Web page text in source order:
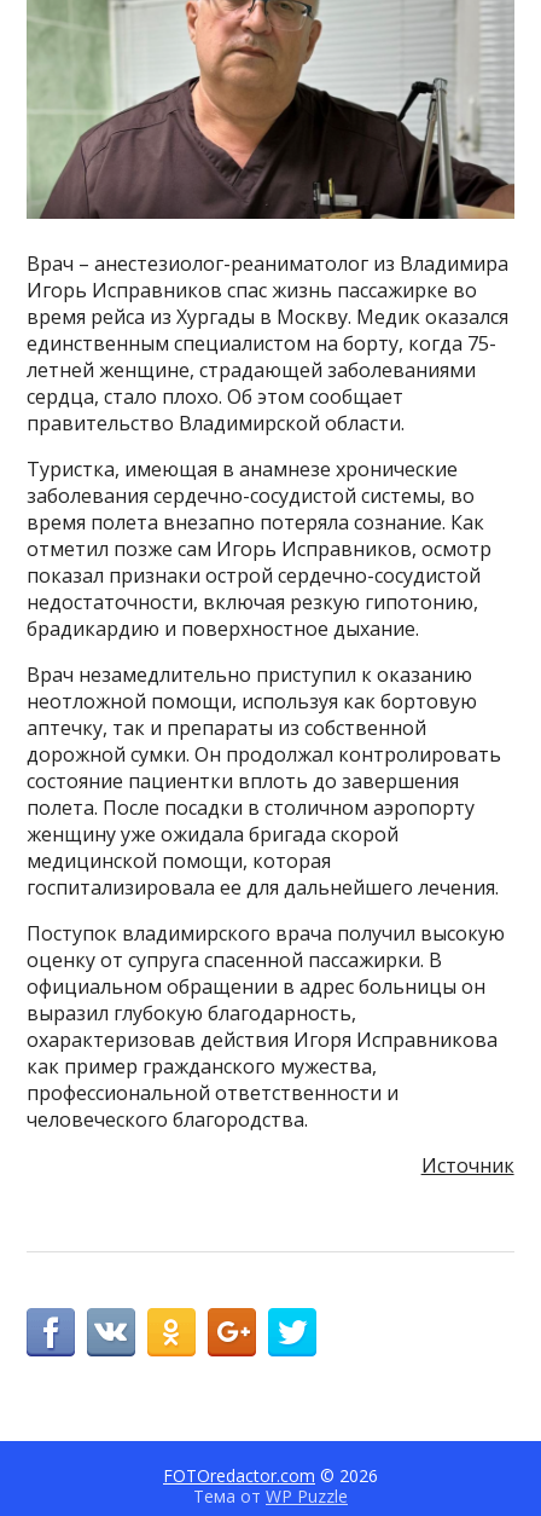
Врач – анестезиолог-реаниматолог из Владимира
Игорь Исправников спас жизнь пассажирке во
время рейса из Хургады в Москву. Медик оказался
единственным специалистом на борту, когда 75-
летней женщине, страдающей заболеваниями
сердца, стало плохо. Об этом сообщает
правительство Владимирской области.
Туристка, имеющая в анамнезе хронические
заболевания сердечно-сосудистой системы, во
время полета внезапно потеряла сознание. Как
отметил позже сам Игорь Исправников, осмотр
показал признаки острой сердечно-сосудистой
недостаточности, включая резкую гипотонию,
брадикардию и поверхностное дыхание.
Врач незамедлительно приступил к оказанию
неотложной помощи, используя как бортовую
аптечку, так и препараты из собственной
дорожной сумки. Он продолжал контролировать
состояние пациентки вплоть до завершения
полета. После посадки в столичном аэропорту
женщину уже ожидала бригада скорой
медицинской помощи, которая
госпитализировала ее для дальнейшего лечения.
Поступок владимирского врача получил высокую
оценку от супруга спасенной пассажирки. В
официальном обращении в адрес больницы он
выразил глубокую благодарность,
охарактеризовав действия Игоря Исправникова
как пример гражданского мужества,
профессиональной ответственности и
человеческого благородства.
Источник
FOTOredactor.com © 2026
Тема от WP Puzzle